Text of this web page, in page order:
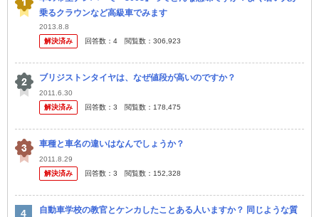
乗るクラウンなど高級車でみます
2013.8.8
解決済み
回答数： 4 閲覧数： 306,923
ブリジストンタイヤは、なぜ値段が高いのですか？
2011.6.30
解決済み
回答数： 3 閲覧数： 178,475
車種と車名の違いはなんでしょうか？
2011.8.29
解決済み
回答数： 3 閲覧数： 152,328
自動車学校の教官とケンカしたことある人いますか？ 同じような質